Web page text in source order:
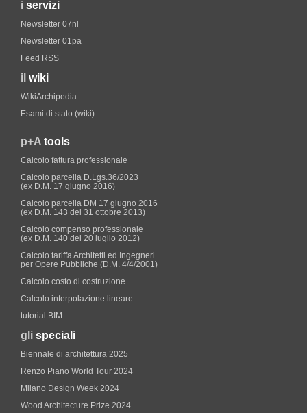
i servizi
Newsletter 07nl
Newsletter 01pa
Feed RSS
il wiki
WikiArchipedia
Esami di stato (wiki)
p+A tools
Calcolo fattura professionale
Calcolo parcella D.Lgs.36/2023
(ex D.M. 17 giugno 2016)
Calcolo parcella DM 17 giugno 2016
(ex D.M. 143 del 31 ottobre 2013)
Calcolo compenso professionale
(ex D.M. 140 del 20 luglio 2012)
Calcolo tariffa Architetti ed Ingegneri
per Opere Pubbliche (D.M. 4/4/2001)
Calcolo costo di costruzione
Calcolo interpolazione lineare
tutorial BIM
gli speciali
Biennale di architettura 2025
Renzo Piano World Tour 2024
Milano Design Week 2024
Wood Architecture Prize 2024